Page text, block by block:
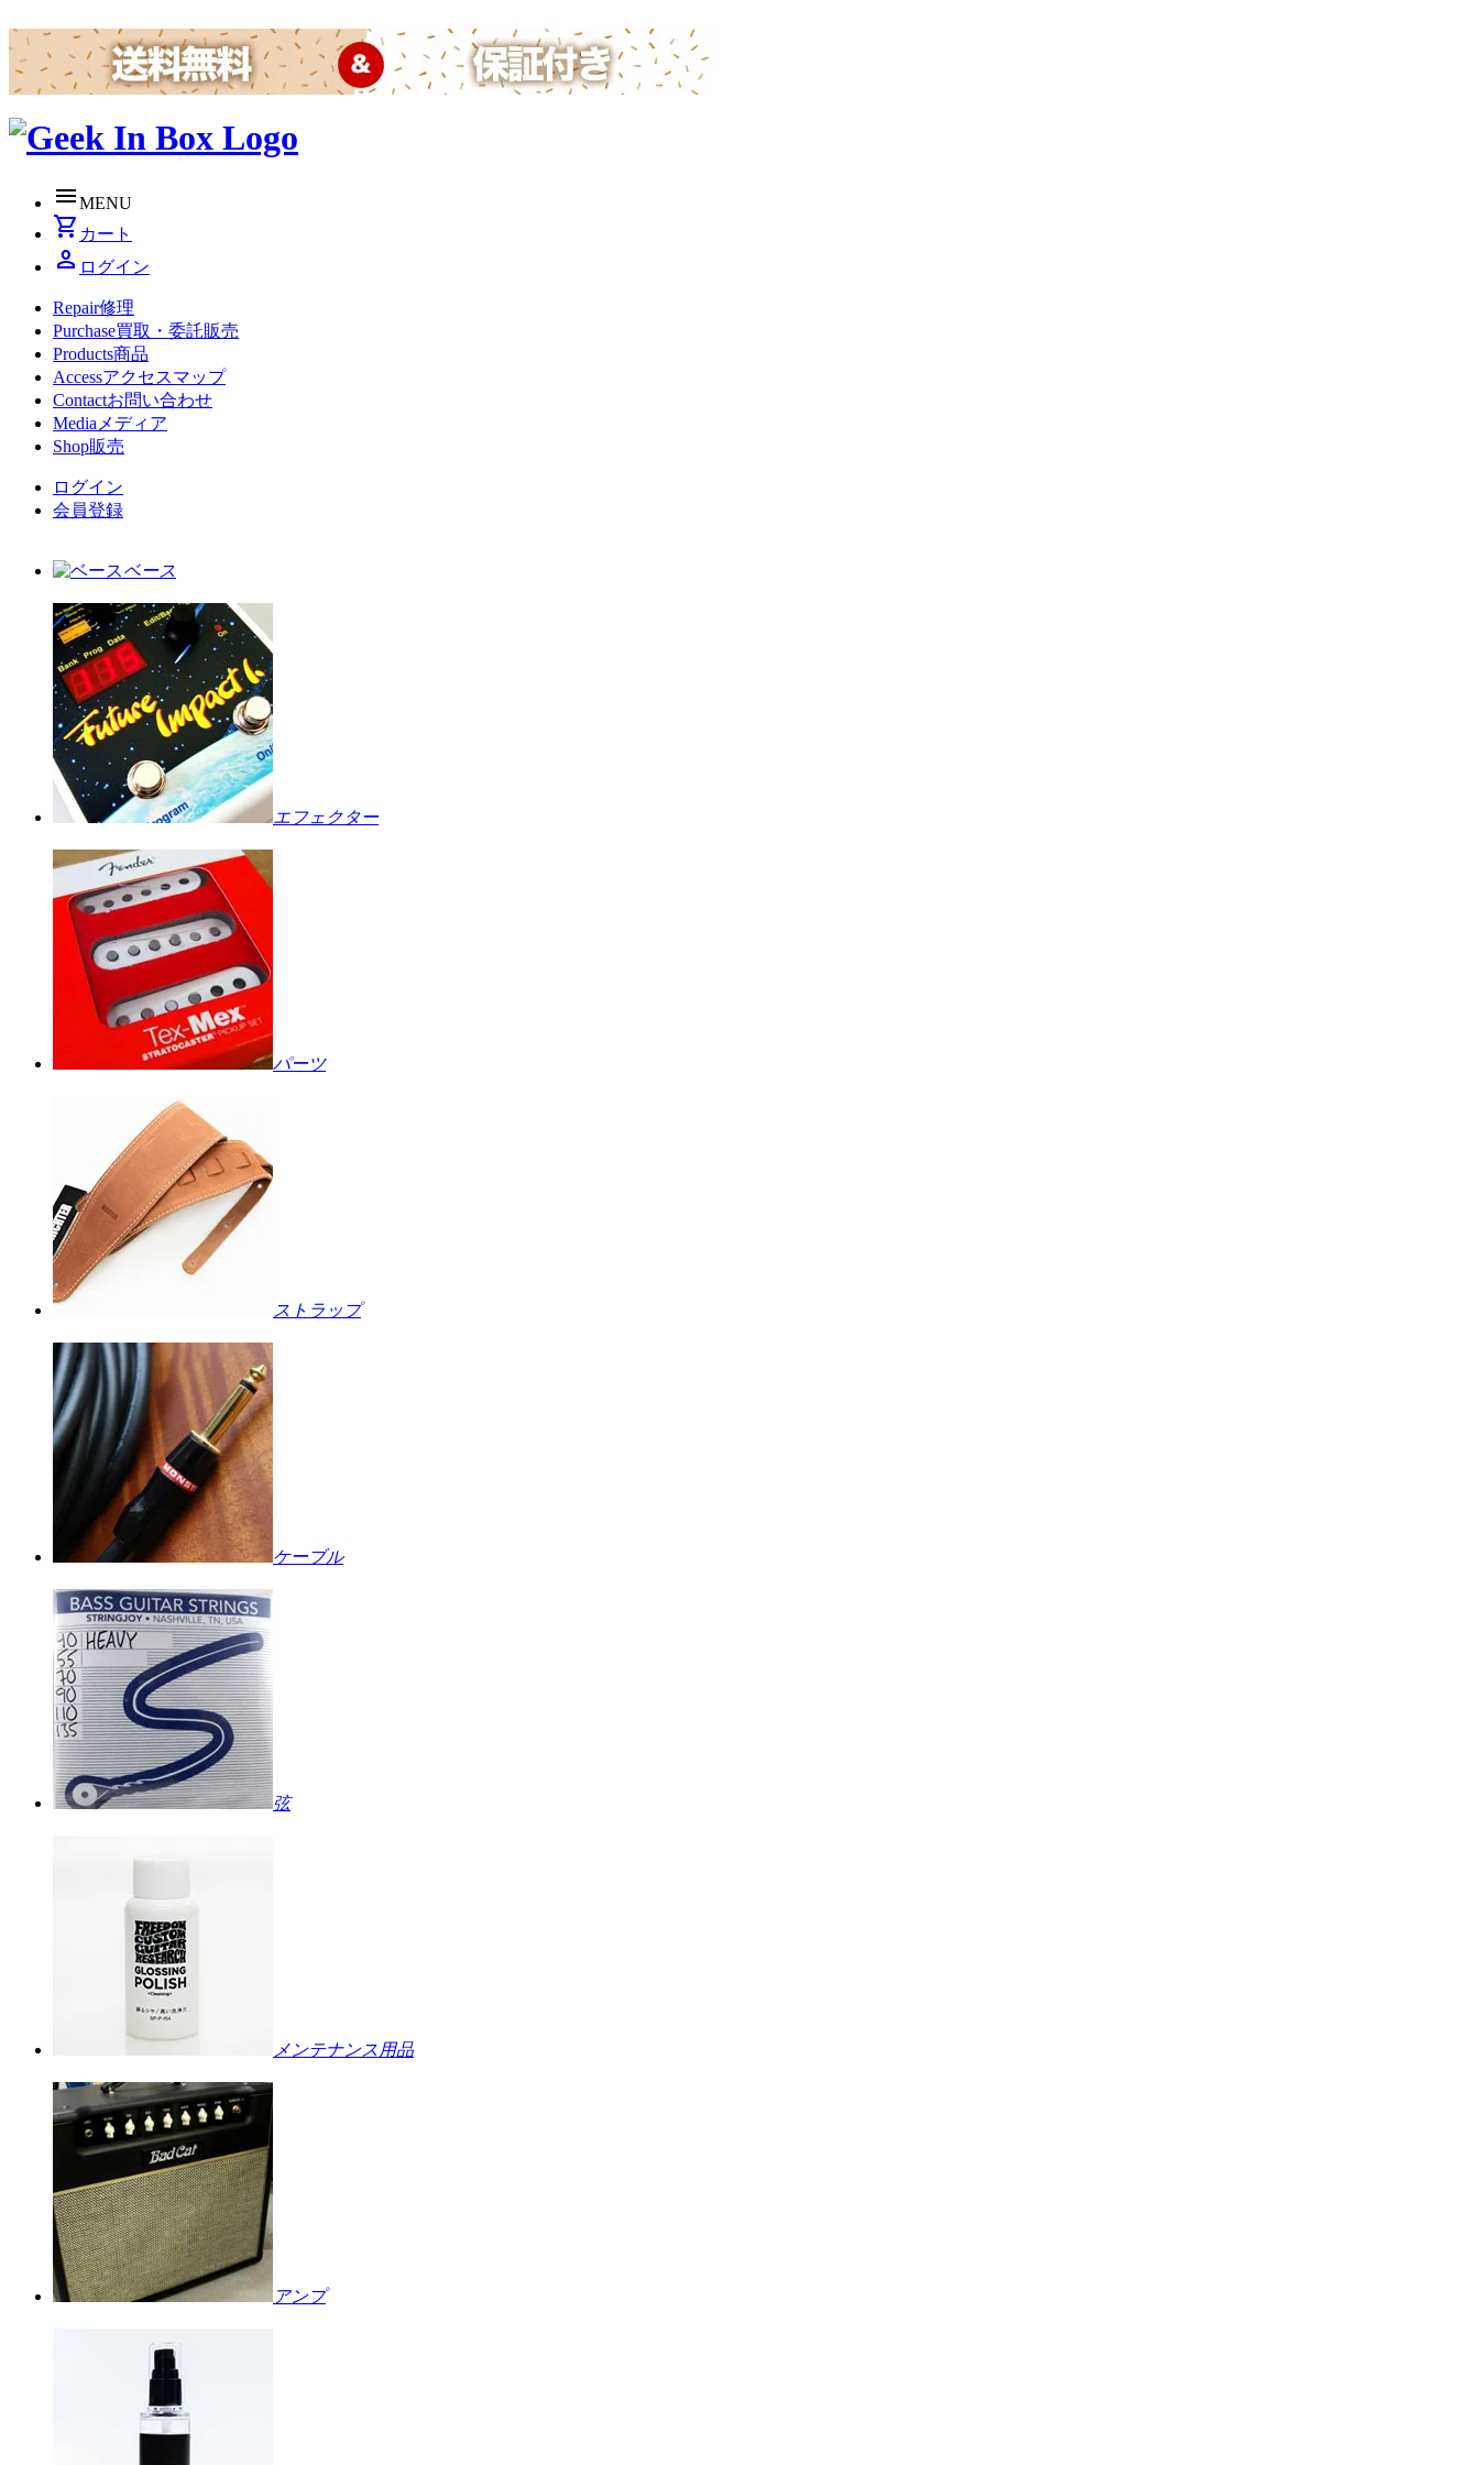
menuMENU
shopping_cart カート
person ログイン
Repair修理
Purchase買取・委託販売
Products商品
Accessアクセスマップ
Contactお問い合わせ
Media メディア
Shop販売
ログイン
会員登録
ベース
エフェクター
パーツ
ストラップ
ケーブル
弦
メンテナンス用品
アンプ